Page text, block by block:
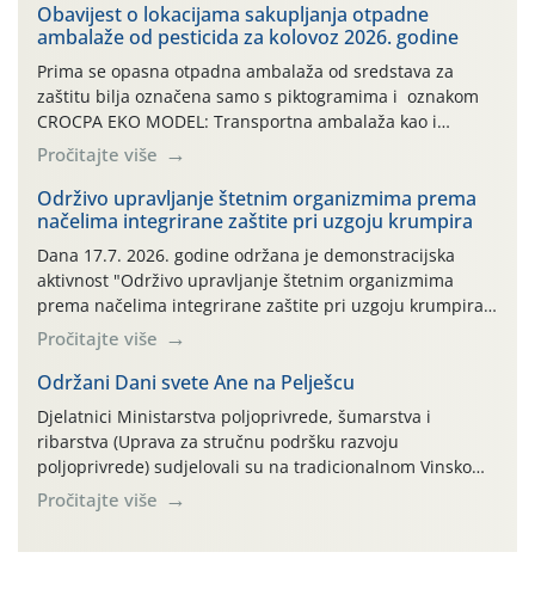
Obavijest o lokacijama sakupljanja otpadne
ambalaže od pesticida za kolovoz 2026. godine
Prima se opasna otpadna ambalaža od sredstava za
zaštitu bilja označena samo s piktogramima i oznakom
CROCPA EKO MODEL: Transportna ambalaža kao i
ambalaža drugih proizvoda koji nisu sredstva za zaštitu
bilja (npr. ambalaža od mineralnih gnojiva,) se ne
prihvaća. Korisnicima je osiguran besplatni povrat
prazne ambalaže isključivo ovih tvrtki: AGROCHEM-MAKS,
AGRONOM, ALBAUGH TKI* (PINUS […]
Pročitajte više
Održivo upravljanje štetnim organizmima prema
načelima integrirane zaštite pri uzgoju krumpira
Dana 17.7. 2026. godine održana je demonstracijska
aktivnost "Održivo upravljanje štetnim organizmima
prema načelima integrirane zaštite pri uzgoju krumpira"
na pokusnom polju "Poredje", kraj naselja Belica (ARKOD
parcela ID 2445031) (središnji dio Međimurske županije).
Pročitajte više
Održani Dani svete Ane na Pelješcu
Djelatnici Ministarstva poljoprivrede, šumarstva i
ribarstva (Uprava za stručnu podršku razvoju
poljoprivrede) sudjelovali su na tradicionalnom Vinskom
forumu, održanom 24.07.2026. godine u Domu vinarske
tradicije u Putnikovićima na poluotoku Pelješcu, u
Pročitajte više